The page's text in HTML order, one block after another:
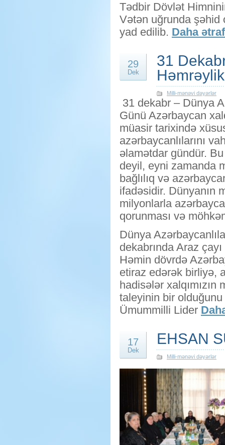
Tədbir Dövlət
Vətən uğrunda şəhid
yad edilib. Daha
29
Dek
31
Milli-mənəvi dəyərlər
31 dekabr – Dünya
Günü Azərbaycan
müasir tarixində
azərbaycanlılarını
əlamətdar gündür.
deyil, eyni zamanda
bağlılıq və
ifadəsidir. Dünyanın
milyonlarla
qorunması və
Dünya
dekabrında Araz
Həmin dövrdə
etiraz edərək birliyə,
hadisələr
taleyinin bir
Ümummilli Lider
17
Dek
EHSAN
Milli-mənəvi dəyərlər